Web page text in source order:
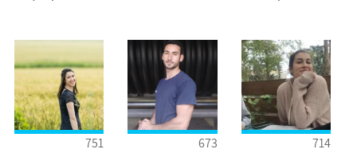
714
673
751